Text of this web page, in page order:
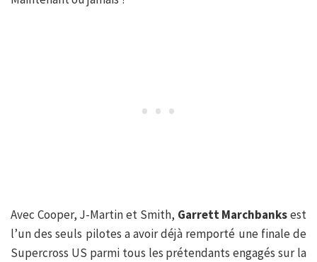
Avec Cooper, J-Martin et Smith, Garrett Marchbanksest
l’un des seuls pilotes a avoir déjà remporté une finale de
Supercross US parmi tous les prétendants engagés sur la